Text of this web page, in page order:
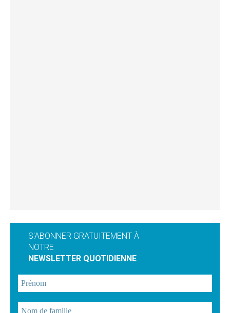
S'ABONNER GRATUITEMENT À
NOTRE
NEWSLETTER QUOTIDIENNE